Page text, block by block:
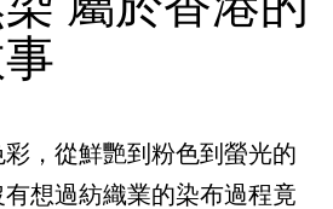
，從鮮艷到粉色到螢光的
想過紡織業的染布過程竟